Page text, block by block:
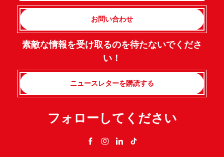
お問い合わせ
素敵な情報を受け取るのを待たないでくださ
い！
ニュースレターを購読する
フォローしてください